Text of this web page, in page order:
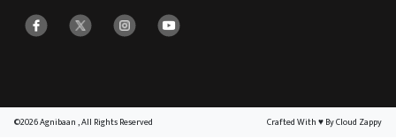
©2026 Agnibaan , All Rights Reserved Crafted With♥By Cloud Zappy